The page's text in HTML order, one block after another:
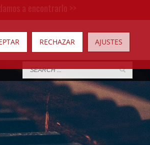
a encontrarlo >>
RECHAZAR AJUSTES